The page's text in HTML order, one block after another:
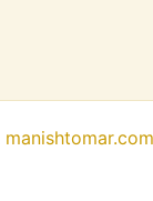
manishtomar.com